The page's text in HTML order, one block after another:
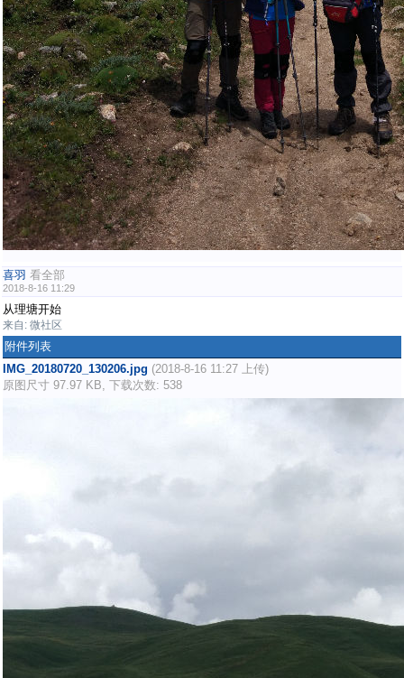
喜羽 看全部
2018-8-16 11:29
从理塘开始
来自: 微社区
附件列表
IMG_20180720_130206.jpg (2018-8-16 11:27 上传)
原图尺寸 97.97 KB, 下载次数: 538